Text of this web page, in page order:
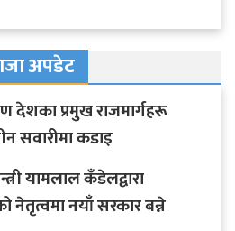
अपडेट
देशका प्रमुख राजमार्गहरू
सवारीमा कडाइ
यामलाल कँडेलद्वारा
नेतृत्वमा नयाँ सरकार बन्ने